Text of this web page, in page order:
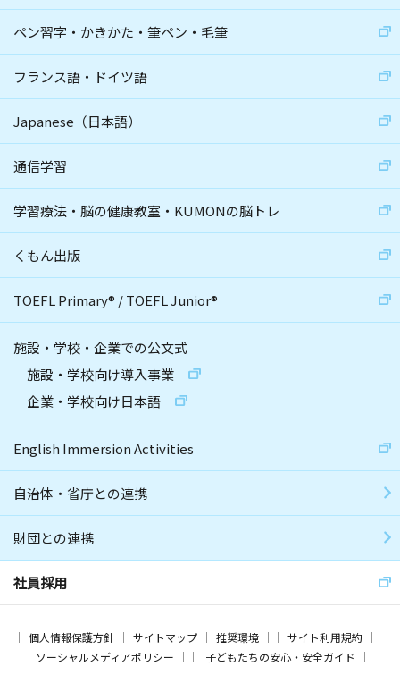
ペン習字・かきかた・筆ペン・毛筆
フランス語・ドイツ語
Japanese（日本語）
通信学習
学習療法・脳の健康教室・KUMONの脳トレ
くもん出版
TOEFL Primary® /TOEFL Junior®
施設・学校・企業での公文式
施設・学校向け導入事業
企業・学校向け日本語
English Immersion Activities
自治体・省庁との連携
財団との連携
社員採用
個人情報保護方針 サイトマップ 推奨環境
サイト利用規約
ソーシャルメディアポリシー
子どもたちの安心・安全ガイド